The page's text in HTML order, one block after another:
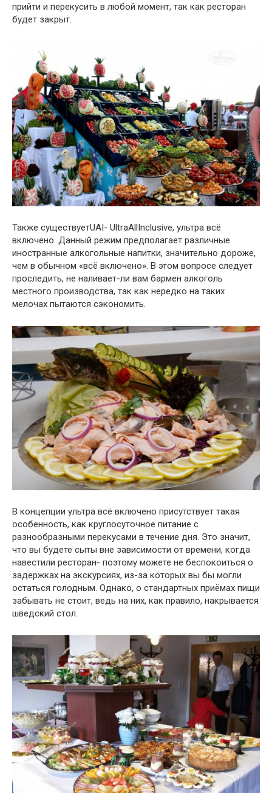
прийти и перекусить в любой момент, так как ресторан
будет закрыт.
Также существуетUAI- UltraAllInclusive, ультра всё
включено. Данный режим предполагает различные
иностранные алкогольные напитки, значительно дороже,
чем в обычном «всё включено». В этом вопросе следует
проследить, не наливает-ли вам бармен алкоголь
местного производства, так как нередко на таких
мелочах пытаются сэкономить.
В концепции ультра всё включено присутствует такая
особенность, как круглосуточное питание с
разнообразными перекусами в течение дня. Это значит,
что вы будете сыты вне зависимости от времени, когда
навестили ресторан- поэтому можете не беспокоиться о
задержках на экскурсиях, из-за которых вы бы могли
остаться голодным. Однако, о стандартных приёмах пищи
забывать не стоит, ведь на них, как правило, накрывается
шведский стол.